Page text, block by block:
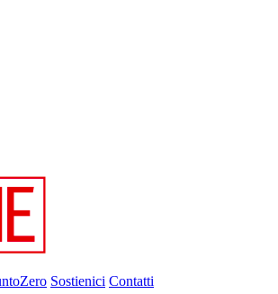
Sostienici Contatti